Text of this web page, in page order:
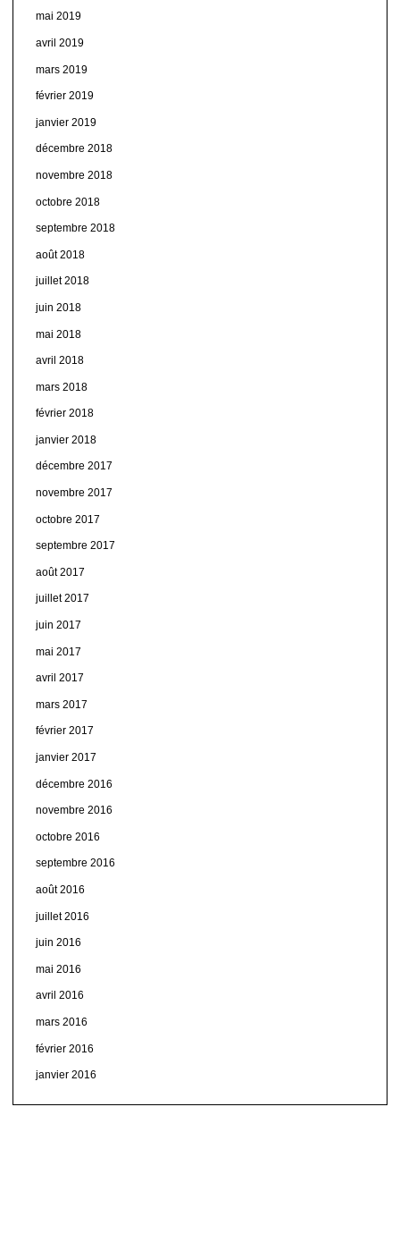
mai 2019
avril 2019
mars 2019
février 2019
janvier 2019
décembre 2018
novembre 2018
octobre 2018
septembre 2018
août 2018
juillet 2018
juin 2018
mai 2018
avril 2018
mars 2018
février 2018
janvier 2018
décembre 2017
novembre 2017
octobre 2017
septembre 2017
août 2017
juillet 2017
juin 2017
mai 2017
avril 2017
mars 2017
février 2017
janvier 2017
décembre 2016
novembre 2016
octobre 2016
septembre 2016
août 2016
juillet 2016
juin 2016
mai 2016
avril 2016
mars 2016
février 2016
janvier 2016